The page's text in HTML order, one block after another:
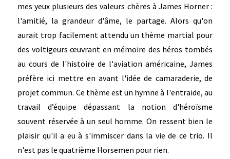
mes yeux plusieurs des valeurs chères à James Horner :
l'amitié, la grandeur d'âme, le partage. Alors qu'on
aurait trop facilement attendu un thème martial pour
des voltigeurs œuvrant en mémoire des héros tombés
au cours de l'histoire de l'aviation américaine, James
préfère ici mettre en avant l'idée de camaraderie, de
projet commun. Ce thème est un hymne à l'entraide, au
travail d’équipe dépassant la notion d'héroïsme
souvent réservée à un seul homme. On ressent bien le
plaisir qu'il a eu à s'immiscer dans la vie de ce trio. Il
n'est pas le quatrième Horsemen pour rien.